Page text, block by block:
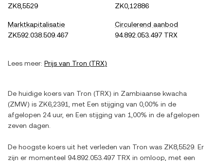
ZK8,5529
ZK0,12886
Marktkapitalisatie
ZK592.038.509.467
Circulerend aanbod
94.892.053.497 TRX
Lees meer: Prijs van Tron (TRX)
De huidige koers van Tron (TRX) in Zambiaanse kwacha
(ZMW) is ZK6,2391 , met Een stijging van 0,00% in de
afgelopen 24 uur, en Een stijging van 1,00% in de afgelopen
zeven dagen.
De hoogste koers uit het verleden van Tron was ZK8,5529 . Er
zijn er momenteel 94.892.053.497 TRX in omloop, met een